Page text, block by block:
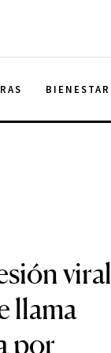
BIENESTAR
viral
llama
por